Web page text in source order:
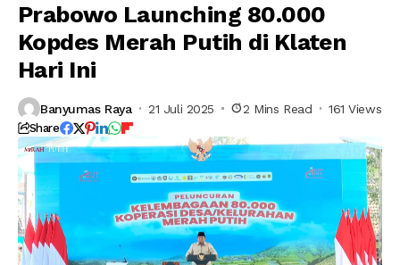
Prabowo Launching 80.000
Kopdes Merah Putih di Klaten
Hari Ini
Banyumas Raya 21 Juli 2025 2 Mins Read 161 Views
Share